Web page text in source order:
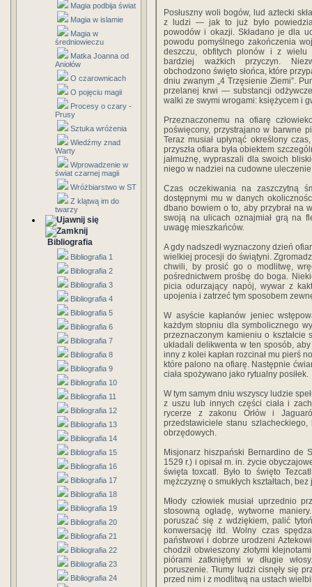
Magia podbija świat
Magia w islamie
Magia w
średniowieczu
Matka Joanna od
Aniołów
O czarownicach
O pojęciu magii
Procesy o czary -
Prusy
Sztuka wróżenia
Wiedźmy znad
Warty
Wprowadzenie w
świat czarnej magii
Wróżbiarstwo w ST
Z klątwą im do
twarzy
Bibliografia
Bibliografia 1
Bibliografia 2
Bibliografia 3
Bibliografia 4
Bibliografia 5
Bibliografia 6
Bibliografia 7
Bibliografia 8
Bibliografia 9
Bibliografia 10
Bibliografia 11
Bibliografia 12
Bibliografia 13
Bibliografia 14
Bibliografia 15
Bibliografia 16
Bibliografia 17
Bibliografia 18
Bibliografia 19
Bibliografia 20
Bibliografia 21
Bibliografia 22
Bibliografia 23
Bibliografia 24
Posłuszny woli bogów, lud aztecki
z ludzi — jak to już było
powodów i okazji. Składano je dla
powodu pomyślnego zakończenia
deszczu, obfitych plonów i z wielu
bardziej ważkich przyczyn.
obchodzono święto słońca, które
dniu zwanym „4 Trzęsienie Ziemi”.
przelanej krwi — substancji
walki ze swymi wrogami: księżycem i
Przeznaczonemu na ofiarę
poświęcony, przystrajano w barwne
Teraz musiał upłynąć określony
przyszła ofiara była obiektem
jałmużnę, wypraszali dla swoich
niego w nadziei na cudowne
Czas oczekiwania na zaszczytną
dostępnymi mu w danych
dbano bowiem o to, aby przybrał na
swoją na ulicach oznajmiał grą na
uwagę mieszkańców.
A gdy nadszedł wyznaczony dzień
wielkiej procesji do świątyni.
chwili, by prosić go o modlitwę,
pośrednictwem prośbę do boga.
picia odurzający napój, wywar z
upojenia i zatrzeć tym sposobem
W asyście kapłanów jeniec
każdym stopniu dla symbolicznego
przeznaczonym kamieniu o kształcie
układali delikwenta w ten sposób,
inny z kolei kapłan rozcinał mu pierś
które palono na ofiarę. Następnie
ciała spożywano jako rytualny posiłek.
W tym samym dniu wszyscy ludzie
z uszu lub innych części ciała i
rycerze z zakonu Orłów i
przedstawiciele stanu
obrzędowych.
Misjonarz hiszpański Bernardino de
1529 r.) i opisał m. in. życie
święta toxcatl. Było to święto
mężczyznę o smukłych kształtach,
Młody człowiek musiał uprzednio
stosowną ogładę, wytworne
poruszać się z wdziękiem, palić
konwersację itd. Wolny czas
państwowi i dobrze urodzeni
chodził obwieszony złotymi
piórami zatkniętymi w długie
poruszenie. Tłumy ludzi cisnęły się
przed nim i z modlitwą na ustach